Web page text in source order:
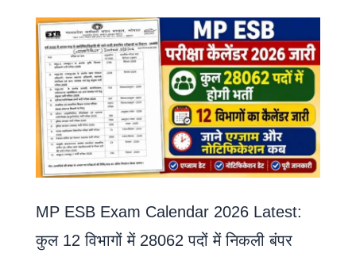
MP ESB Exam Calendar 2026 Latest:
कुल 12 विभागों में 28062 पदों में निकली बंपर